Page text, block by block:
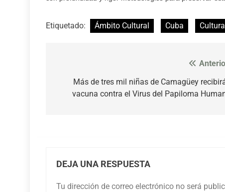
Etiquetado: Ámbito Cultural Cuba Cultura
Más de tres mil niñas de Camagüey
vacuna contra el Virus del Papiloma
DEJA UNA RESPUESTA
Tu dirección de correo electrónico no será